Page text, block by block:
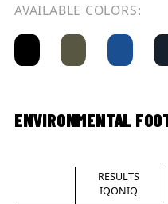
AVAILABLE COLORS:
ENVIRONMENTAL
RESULTS
IQONIQ